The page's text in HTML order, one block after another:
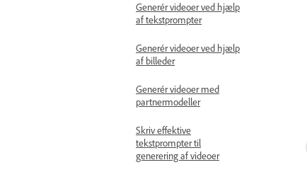
Generér videoer ved hjælp
af tekstprompter
Generér videoer ved hjælp
af billeder
Generér videoer med
partnermodeller
Skriv effektive
tekstprompter til
generering af videoer